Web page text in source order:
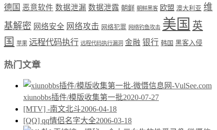
德国 恶意软件 数据泄漏 数据泄露 朝鲜 朝鲜黑客 欧盟 澳大利亚 维
基解密 网络安全 网络攻击 网络犯罪 网络钓鱼攻击 美国 英
国
苹果 远程代码执行 远程代码执行漏洞 金融 银行 韩国 黑客入侵
热门文章
xiunobbs插件/模版收集第一批2020-07-27
[MTV] -南文北斗2006-04-18
[QQ] qq情侣名字大全2006-03-18